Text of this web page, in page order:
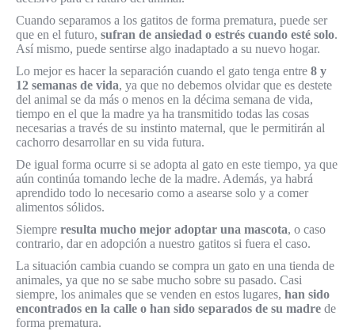
Cuando separamos a los gatitos de forma prematura, puede ser
que en el futuro, sufran de ansiedad o estrés cuando esté solo.
Así mismo, puede sentirse algo inadaptado a su nuevo hogar.
Lo mejor es hacer la separación cuando el gato tenga entre 8 y
12 semanas de vida, ya que no debemos olvidar que es destete
del animal se da más o menos en la décima semana de vida,
tiempo en el que la madre ya ha transmitido todas las cosas
necesarias a través de su instinto maternal, que le permitirán al
cachorro desarrollar en su vida futura.
De igual forma ocurre si se adopta al gato en este tiempo, ya que
aún continúa tomando leche de la madre. Además, ya habrá
aprendido todo lo necesario como a asearse solo y a comer
alimentos sólidos.
Siempre resulta mucho mejor adoptar una mascota, o caso
contrario, dar en adopción a nuestro gatitos si fuera el caso.
La situación cambia cuando se compra un gato en una tienda de
animales, ya que no se sabe mucho sobre su pasado. Casi
siempre, los animales que se venden en estos lugares, han sido
encontrados en la calle o han sido separados de su madre de
forma prematura.